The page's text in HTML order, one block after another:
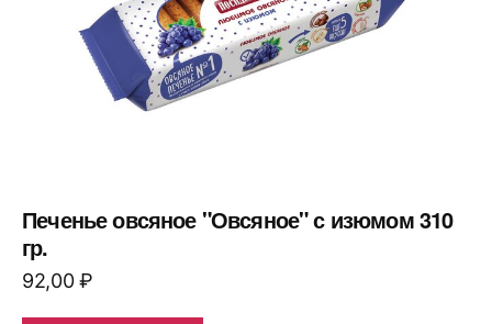
Печенье овсяное "Овсяное" с изюмом 310
гр.
92,00₽